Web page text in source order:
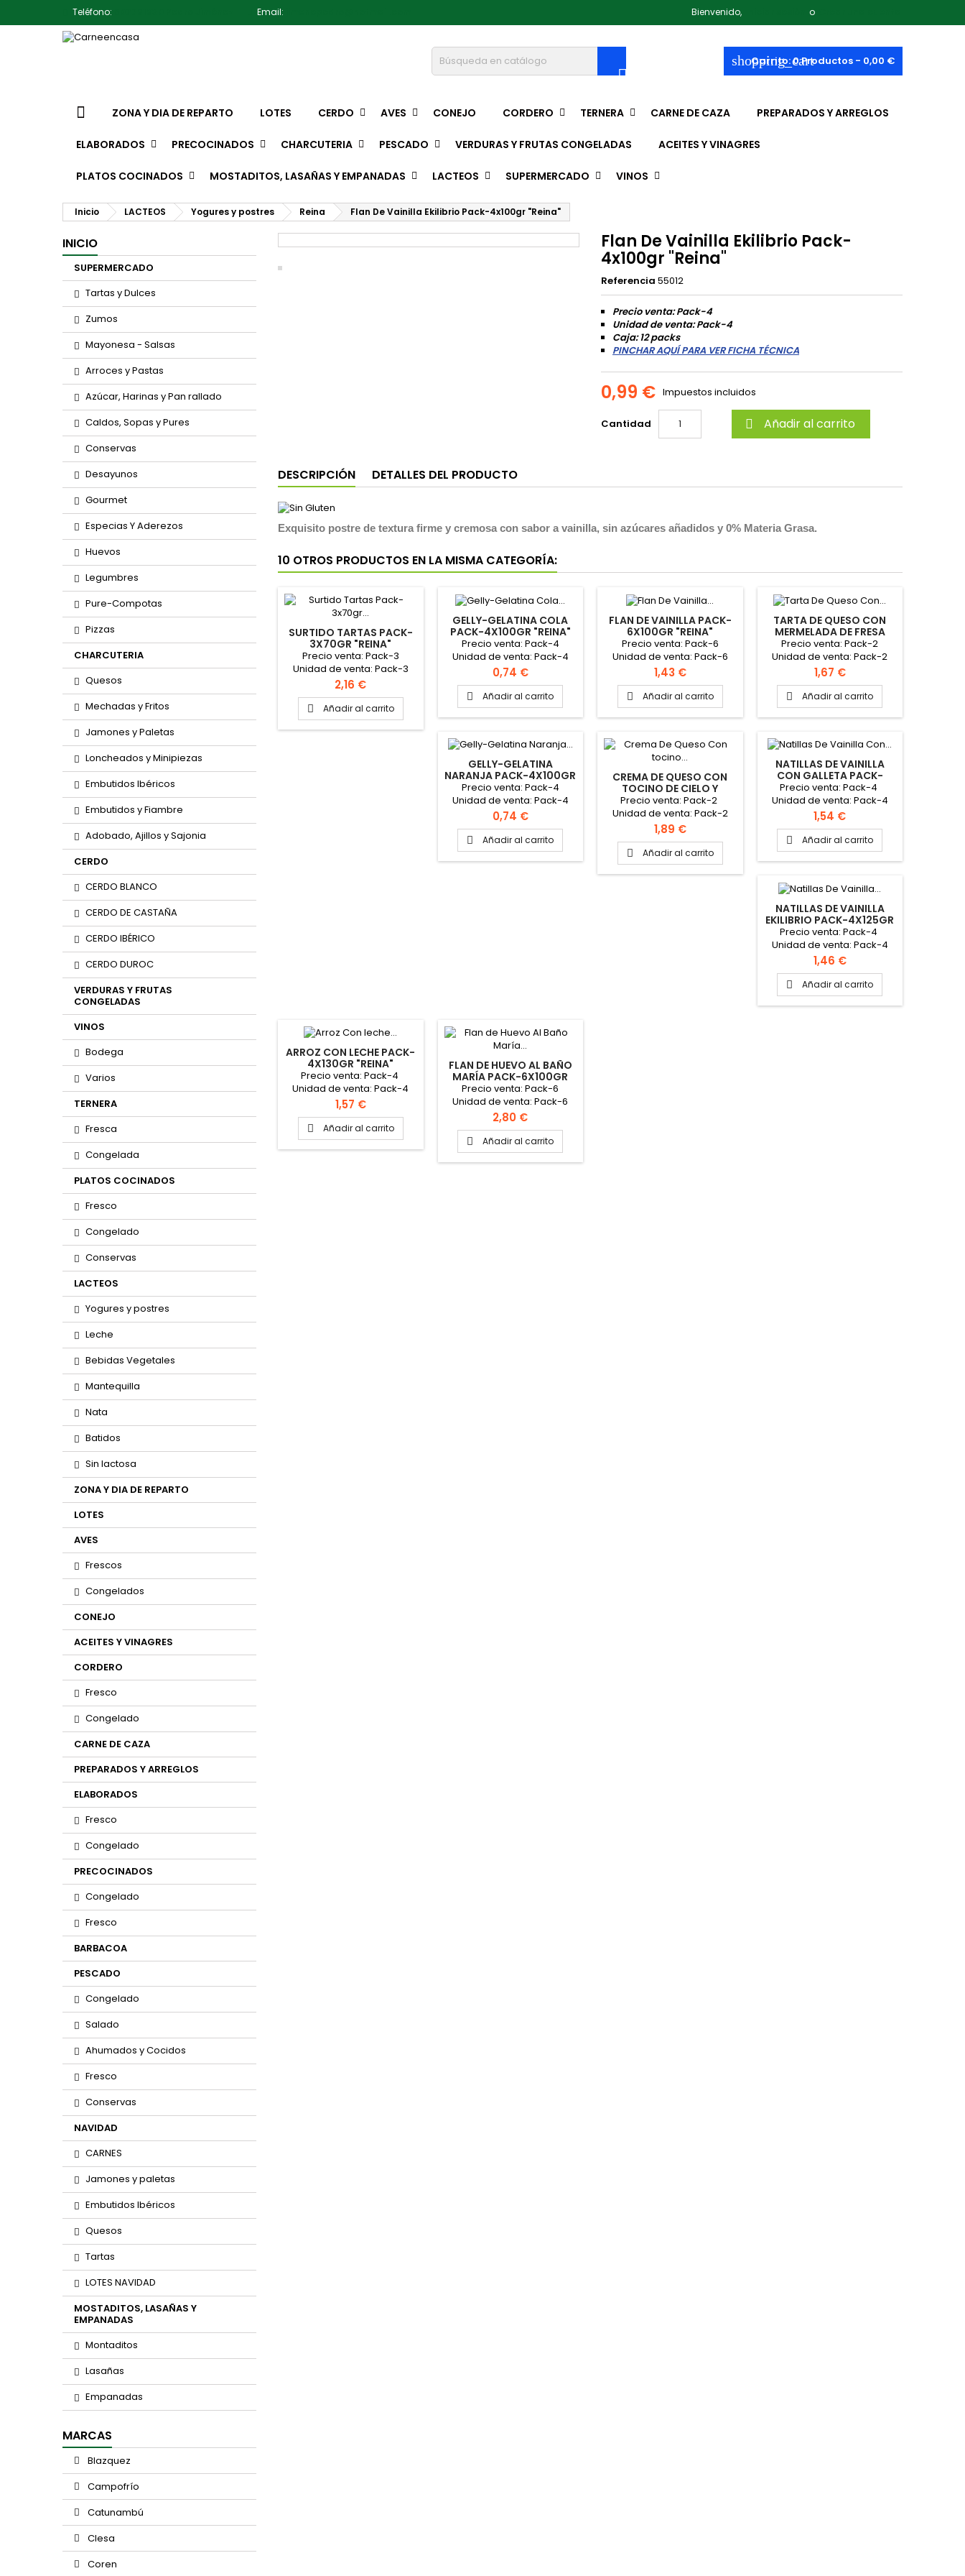
Teléfono: Email: Bienvenido, o
shopping_cart
Carrito:0Productos - 0,00 €

ZONA Y DIA DE REPARTO LOTES CERDO AVES CONEJO CORDERO TERNERA CARNE DE CAZA PREPARADOS Y ARREGLOS
ELABORADOS PRECOCINADOS CHARCUTERIA PESCADO VERDURAS Y FRUTAS CONGELADAS ACEITES Y VINAGRES
PLATOS COCINADOS MOSTADITOS, LASAÑAS Y EMPANADAS LACTEOS SUPERMERCADO VINOS
Inicio LACTEOS Yogures y postres Reina Flan De Vainilla Ekilibrio Pack-4x100gr "Reina"
INICIO
SUPERMERCADO
Tartas y Dulces
Zumos
Mayonesa - Salsas
Arroces y Pastas
Azúcar, Harinas y Pan rallado
Caldos, Sopas y Pures
Conservas
Desayunos
Gourmet
Especias Y Aderezos
Huevos
Legumbres
Pure-Compotas
Pizzas
CHARCUTERIA
Quesos
Mechadas y Fritos
Jamones y Paletas
Loncheados y Minipiezas
Embutidos Ibéricos
Embutidos y Fiambre
Adobado, Ajillos y Sajonia
CERDO
CERDO BLANCO
CERDO DE CASTAÑA
CERDO IBÉRICO
CERDO DUROC
VERDURAS Y FRUTAS
CONGELADAS
VINOS
Bodega
Varios
TERNERA
Fresca
Congelada
PLATOS COCINADOS
Fresco
Congelado
Conservas
LACTEOS
Yogures y postres
Leche
Bebidas Vegetales
Mantequilla
Nata
Batidos
Sin lactosa
ZONA Y DIA DE REPARTO
LOTES
AVES
Frescos
Congelados
CONEJO
ACEITES Y VINAGRES
CORDERO
Fresco
Congelado
CARNE DE CAZA
PREPARADOS Y ARREGLOS
ELABORADOS
Fresco
Congelado
PRECOCINADOS
Congelado
Fresco
BARBACOA
PESCADO
Congelado
Salado
Ahumados y Cocidos
Fresco
Conservas
NAVIDAD
CARNES
Jamones y paletas
Embutidos Ibéricos
Quesos
Tartas
LOTES NAVIDAD
MOSTADITOS, LASAÑAS Y
EMPANADAS
Montaditos
Lasañas
Empanadas
MARCAS
Blazquez
Campofrío
Catunambú
Clesa
Coren
Flan De Vainilla Ekilibrio Pack-
4x100gr "Reina"
Referencia 55012
Precio venta: Pack-4
Unidad de venta: Pack-4
Caja: 12 packs
PINCHAR AQUÍ PARA VER FICHA TÉCNICA
0,99 € Impuestos incluidos
Cantidad  Añadir al carrito
DESCRIPCIÓN DETALLES DEL PRODUCTO
Exquisito postre de textura firme y cremosa con sabor a vainilla, sin azúcares añadidos y 0% Materia Grasa.
10 OTROS PRODUCTOS EN LA MISMA CATEGORÍA:
SURTIDO TARTAS PACK-
3X70GR "REINA"
Precio venta: Pack-3
Unidad de venta: Pack-3
Caja: 4 packs
Precio
2,16 €
 Añadir al carrito
GELLY-GELATINA COLA
PACK-4X100GR "REINA"
Precio venta: Pack-4
Unidad de venta: Pack-4
Caja: 12 packs PINCHAR
AQUÍ PARA VER FICHA
TÉCNICA
Precio
0,74 €
 Añadir al carrito
FLAN DE VAINILLA PACK-
6X100GR "REINA"
Precio venta: Pack-6
Unidad de venta: Pack-6
Caja: 8 packs PINCHAR AQUÍ
PARA VER FICHA TÉCNICA
Precio
1,43 €
 Añadir al carrito
TARTA DE QUESO CON
MERMELADA DE FRESA
PACK-2X100GR "REINA"
Precio venta: Pack-2
Unidad de venta: Pack-2
Caja: 12 packs
Precio
1,67 €
 Añadir al carrito
GELLY-GELATINA
NARANJA PACK-4X100GR
"REINA"
Precio venta: Pack-4
Unidad de venta: Pack-4
Caja: 12 packs PINCHAR
AQUÍ PARA VER FICHA
TÉCNICA
Precio
0,74 €
 Añadir al carrito
CREMA DE QUESO CON
TOCINO DE CIELO Y
PIÑONES PACK-2X90GR
"REINA"
Precio venta: Pack-2
Unidad de venta: Pack-2
Caja: 8 packs PINCHAR AQUÍ
PARA VER FICHA TÉCNICA
Precio
1,89 €
 Añadir al carrito
NATILLAS DE VAINILLA
CON GALLETA PACK-
4X125GR "REINA"
Precio venta: Pack-4
Unidad de venta: Pack-4
Caja: 6 packs PINCHAR AQUÍ
PARA VER FICHA TÉCNICA
Precio
1,54 €
 Añadir al carrito
NATILLAS DE VAINILLA
EKILIBRIO PACK-4X125GR
"REINA"
Precio venta: Pack-4
Unidad de venta: Pack-4
Caja: 6 packs PINCHAR AQUÍ
PARA VER FICHA TÉCNICA
Precio
1,46 €
 Añadir al carrito
ARROZ CON LECHE PACK-
4X130GR "REINA"
Precio venta: Pack-4
Unidad de venta: Pack-4
Caja: 6 packs PINCHAR AQUÍ
PARA VER FICHA TÉCNICA
Precio
1,57 €
 Añadir al carrito
FLAN DE HUEVO AL BAÑO
MARÍA PACK-6X100GR
"REINA"
Precio venta: Pack-6
Unidad de venta: Pack-6
Caja: 8 packs PINCHAR AQUÍ
PARA VER FICHA TÉCNICA
Precio
2,80 €
 Añadir al carrito